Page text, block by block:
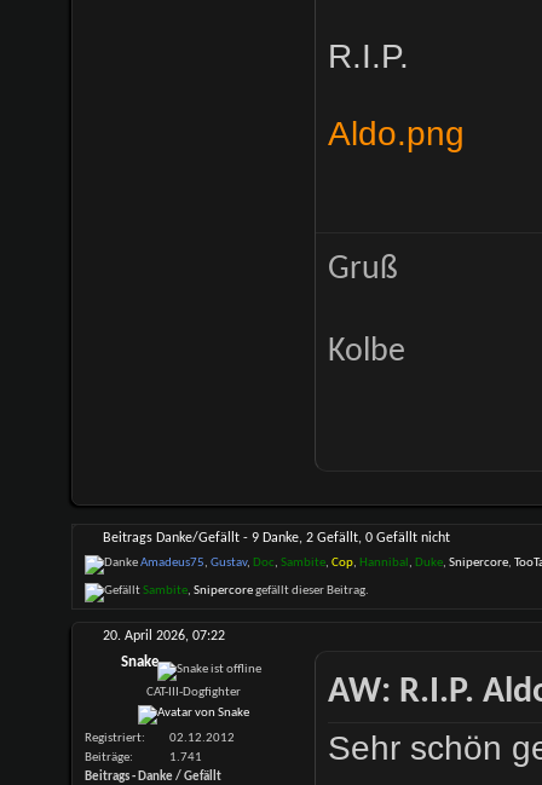
R.I.P.
Aldo.png
Gruß
Kolbe
Beitrags Danke/Gefällt - 9 Danke, 2 Gefällt, 0 Gefällt nicht
Amadeus75, Gustav, Doc, Sambite, Cop, Hannibal, Duke, Snipercore,
Sambite, Snipercoregefällt dieser Beitrag.
20. April 2026, 07:22
Snake
CAT-III-Dogfighter
Registriert
02.12.2012
Beiträge
1.741
Beitrags - Danke / Gefällt
AW: R.I.P.
Sehr schön